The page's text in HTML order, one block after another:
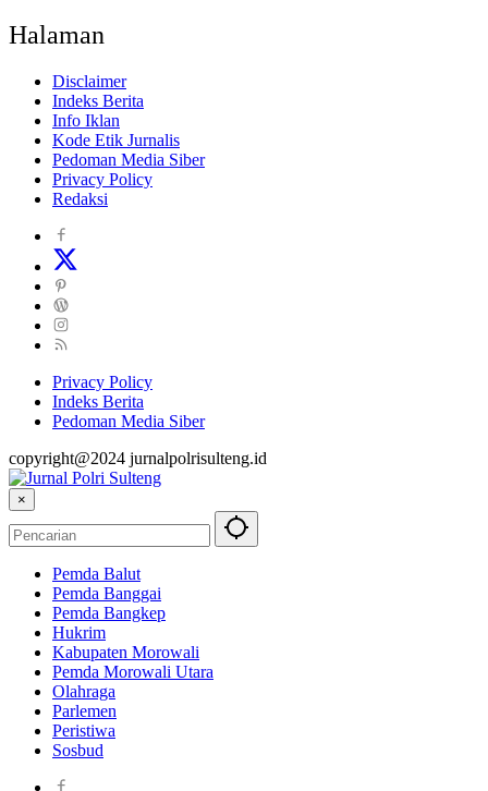
Halaman
Disclaimer
Indeks Berita
Info Iklan
Kode Etik Jurnalis
Pedoman Media Siber
Privacy Policy
Redaksi
Privacy Policy
Indeks Berita
Pedoman Media Siber
copyright@2024 jurnalpolrisulteng.id
×
Pemda Balut
Pemda Banggai
Pemda Bangkep
Hukrim
Kabupaten Morowali
Pemda Morowali Utara
Olahraga
Parlemen
Peristiwa
Sosbud